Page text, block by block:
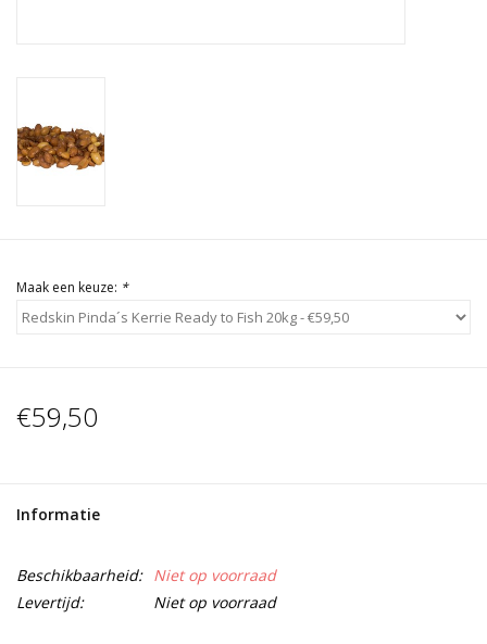
Maak een keuze: *
€59,50
Informatie
Beschikbaarheid: Niet op voorraad
Levertijd:
Niet op voorraad